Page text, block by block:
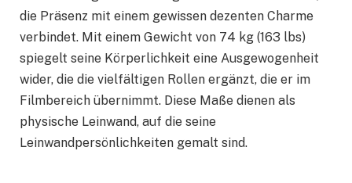
die Präsenz mit einem gewissen dezenten Charme
verbindet. Mit einem Gewicht von 74 kg (163 lbs)
spiegelt seine Körperlichkeit eine Ausgewogenheit
wider, die die vielfältigen Rollen ergänzt, die er im
Filmbereich übernimmt. Diese Maße dienen als
physische Leinwand, auf die seine
Leinwandpersönlichkeiten gemalt sind.